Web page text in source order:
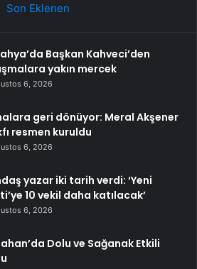
Son Eklenen
Başkan Kahveci’den
yakın mercek
6, 2026
geri dönüyor: Meral Akşener
resmen kuruldu
6, 2026
yazar iki tarih verdi: ‘Yeni
10 vekil daha katılacak’
6, 2026
Dolu ve Sağanak Etkili